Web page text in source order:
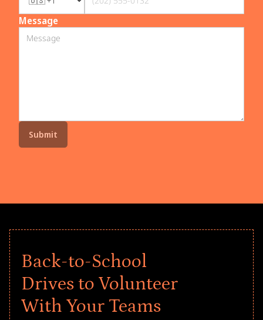
Message
Back-to-School
Drives to Volunteer
With Your Teams